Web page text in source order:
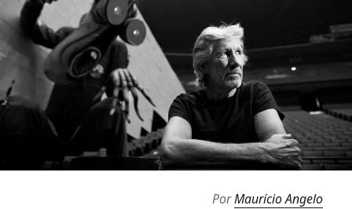
PorMaurício Angelo